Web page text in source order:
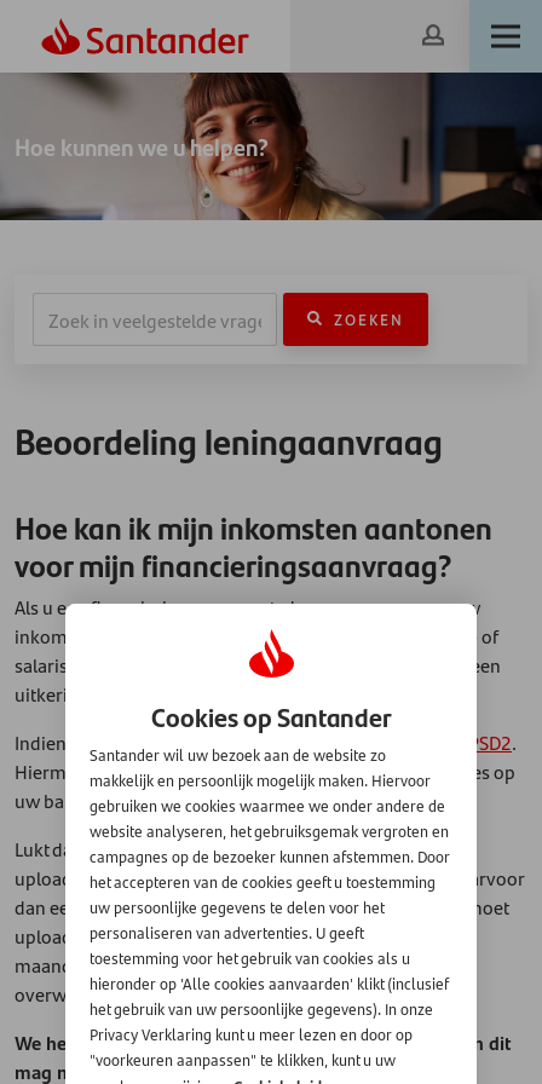
Hoe kunnen we u helpen?
ZOEKEN
Beoordeling leningaanvraag
Hoe kan ik mijn inkomsten aantonen
voor mijn financieringsaanvraag?
Als u een financiering aanvraagt, dan vragen we u om uw
inkomen aan te tonen via bewijsdocumenten zoals loon- of
salarisstroken of andere inkomensspecificaties als voor een
uitkering of pensioen.
Indien mogelijk, dan toont u dit het eenvoudigst aan via
PSD2.
Hiermee geeft u eenmalig toestemming om de transacties op
uw bankrekening(en) in te zien.
Lukt dat niet, dan vragen we u om bewijsdocumenten te
uploaden in een beveiligd uploadportaal. U ontvangt daarvoor
dan een persoonlijke link. Het aantal documenten dat u moet
uploaden hangt af van uw persoonlijke situatie. Krijgt u
maandelijks inkomen of wekelijks? Heeft u structureel
overwerk? Etcetera.
We hebben altijd uw meest recente informatie nodig en dit
mag maximaal 1 maand oud zijn.Als wij u vragen om
Cookies op Santander
Santander wil uw bezoek aan de website zo
makkelijk en persoonlijk mogelijk maken. Hiervoor
gebruiken we cookies waarmee we onder andere de
website analyseren, het gebruiksgemak vergroten en
campagnes op de bezoeker kunnen afstemmen. Door
het accepteren van de cookies geeft u toestemming
uw persoonlijke gegevens te delen voor het
personaliseren van advertenties. U geeft
toestemming voor het gebruik van cookies als u
hieronder op 'Alle cookies aanvaarden' klikt (inclusief
het gebruik van uw persoonlijke gegevens). In onze
Privacy Verklaring kunt u meer lezen en door op
"voorkeuren aanpassen" te klikken, kunt u uw